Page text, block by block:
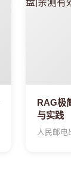
RAG极
与实践
人民邮电